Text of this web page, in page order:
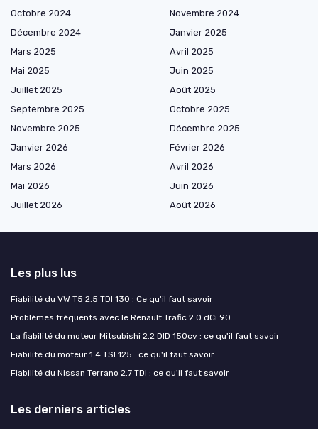
Octobre 2024
Novembre 2024
Décembre 2024
Janvier 2025
Mars 2025
Avril 2025
Mai 2025
Juin 2025
Juillet 2025
Août 2025
Septembre 2025
Octobre 2025
Novembre 2025
Décembre 2025
Janvier 2026
Février 2026
Mars 2026
Avril 2026
Mai 2026
Juin 2026
Juillet 2026
Août 2026
Les plus lus
Fiabilité du VW T5 2.5 TDI 130 : Ce qu'il faut savoir
Problèmes fréquents avec le Renault Trafic 2.0 dCi 90
La fiabilité du moteur Mitsubishi 2.2 DID 150cv : ce qu'il faut savoir
Fiabilité du moteur 1.4 TSI 125 : ce qu'il faut savoir
Fiabilité du Nissan Terrano 2.7 TDI : ce qu'il faut savoir
Les derniers articles